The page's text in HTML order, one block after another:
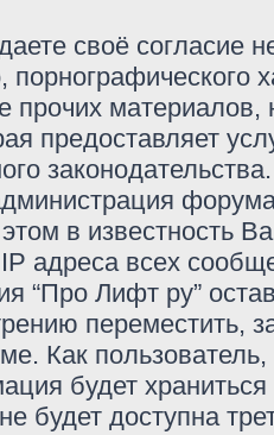
своё согласие
порнографического
прочих
предоставляет
в известность
адреса всех
“Про Лифт ру”
переместить,
Как
будет
будет доступна